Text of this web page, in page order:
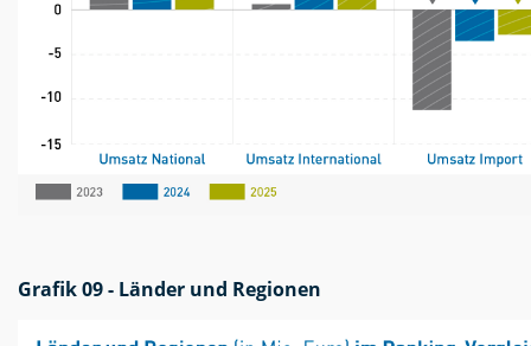
Grafik 09 - Länder und Regionen